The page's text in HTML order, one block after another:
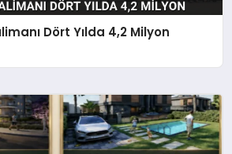
Dört Yılda 4,2 Milyon